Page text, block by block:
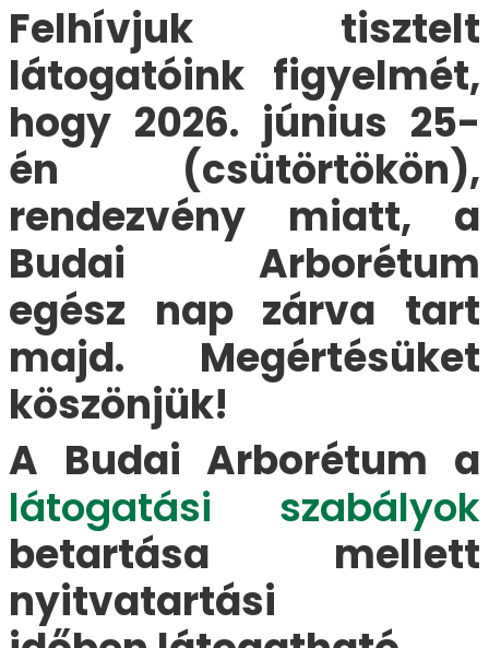
Felhívjuk tisztelt
látogatóink figyelmét,
hogy 2026. június 25-
én (csütörtökön),
rendezvény miatt, a
Budai Arborétum
egész nap zárva tart
majd. Megértésüket
köszönjük!
A Budai Arborétum a
látogatási szabályok
betartása mellett
nyitvatartási